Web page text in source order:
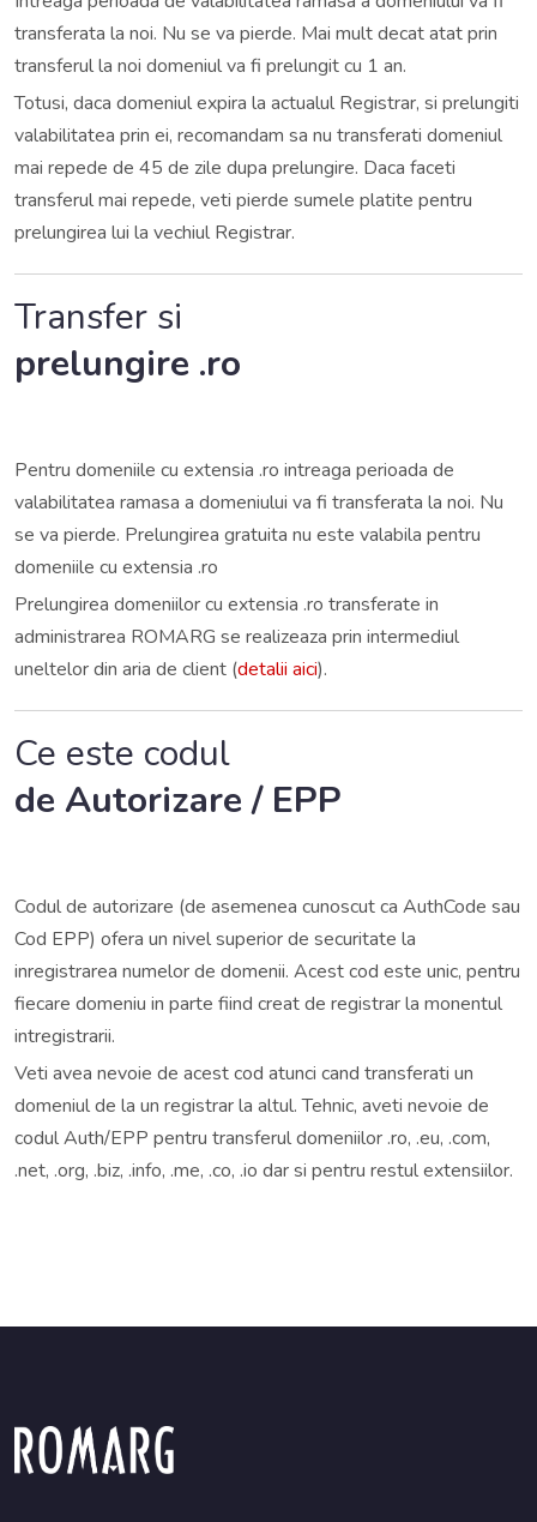
transferata la noi. Nu se va pierde. Mai mult decat atat prin
transferul la noi domeniul va fi prelungit cu 1 an.
Totusi, daca domeniul expira la actualul Registrar, si prelungiti
valabilitatea prin ei, recomandam sa nu transferati domeniul
mai repede de 45 de zile dupa prelungire. Daca faceti
transferul mai repede, veti pierde sumele platite pentru
prelungirea lui la vechiul Registrar.
Transfer si
prelungire .ro
Pentru domeniile cu extensia .ro intreaga perioada de
valabilitatea ramasa a domeniului va fi transferata la noi. Nu
se va pierde. Prelungirea gratuita nu este valabila pentru
domeniile cu extensia .ro
Prelungirea domeniilor cu extensia .ro transferate in
administrarea ROMARG se realizeaza prin intermediul
uneltelor din aria de client (detalii aici).
Ce este codul
de Autorizare / EPP
Codul de autorizare (de asemenea cunoscut ca AuthCode sau
Cod EPP) ofera un nivel superior de securitate la
inregistrarea numelor de domenii. Acest cod este unic, pentru
fiecare domeniu in parte fiind creat de registrar la monentul
intregistrarii.
Veti avea nevoie de acest cod atunci cand transferati un
domeniul de la un registrar la altul. Tehnic, aveti nevoie de
codul Auth/EPP pentru transferul domeniilor .ro, .eu, .com,
.net, .org, .biz, .info, .me, .co, .io dar si pentru restul extensiilor.